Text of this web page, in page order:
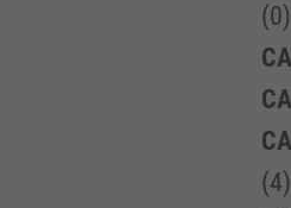
(0)
(4)